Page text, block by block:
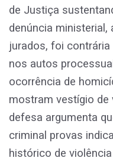
de Justiça
denúncia
jurados, foi
nos autos
ocorrência de
mostram vestígio de
defesa argumenta
criminal provas
histórico de